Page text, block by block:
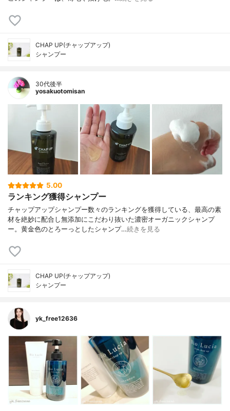
CHAP UP(チャップアップ)
シャンプー
30代後半
yosakuotomisan
5.00
ランキング獲得シャンプー
チャップアップシャンプー数々のランキングを獲得している、最高の素
材を絶妙に配合し無添加にこだわり抜いた濃密オーガニックシャンプ
ー。黄金色のとろーっとしたシャンプ…続きを見る
CHAP UP(チャップアップ)
シャンプー
yk_free12636